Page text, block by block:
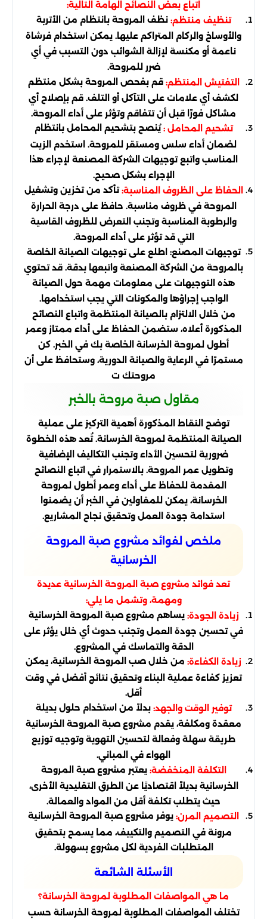
اتباع بعض النصائح الهامة التالية:
تنظيف منتظم: نظف المروحة بانتظام من الأتربة
والأوساخ والركام المتراكم عليها. يمكن استخدام فرشاة
ناعمة أو مكنسة لإزالة الشوائب دون التسبب في أي
ضرر للمروحة.
التفتيش المنتظم:قم بفحص المروحة بشكل منتظم
لكشف أي علامات على التآكل أو التلف. قم بإصلاح أي
مشاكل فورًا قبل أن تتفاقم وتؤثر على أداء المروحة.
تشحيم المحامل :يُنصح بتشحيم المحامل بانتظام
لضمان أداء سلس ومستقر للمروحة. استخدم الزيت
المناسب واتبع توجيهات الشركة المصنعة لإجراء هذا
الإجراء بشكل صحيح.
الحفاظ على الظروف المناسبة:تأكد من تخزين وتشغيل
المروحة في ظروف مناسبة. حافظ على درجة الحرارة
والرطوبة المناسبة وتجنب التعرض للظروف القاسية
التي قد تؤثر على أداء المروحة.
توجيهات المصنع: اطلع على توجيهات الصيانة الخاصة
بالمروحة من الشركة المصنعة واتبعها بدقة. قد تحتوي
هذه التوجيهات على معلومات مهمة حول الصيانة
الواجب إجراؤها والمكونات التي يجب استخدامها.
من خلال الالتزام بالصيانة المنتظمة واتباع النصائح
المذكورة أعلاه، ستضمن الحفاظ على أداء ممتاز وعمر
أطول لمروحة الخرسانة الخاصة بك في الخبر. كن
مستمرًا في الرعاية والصيانة الدورية، وستحافظ على أن
مروحتك ت
مقاول صبة مروحة بالخبر
توضح النقاط المذكورة أهمية التركيز على عملية
الصيانة المنتظمة لمروحة الخرسانة. تُعد هذه الخطوة
ضرورية لتحسين الأداء وتجنب التكاليف الإضافية
وتطويل عمر المروحة. بالاستمرار في اتباع النصائح
المقدمة للحفاظ على أداء وعمر أطول لمروحة
الخرسانة، يمكن للمقاولين في الخبر أن يضمنوا
استدامة جودة العمل وتحقيق نجاح المشاريع.
ملخص لفوائد مشروع صبة المروحة
الخرسانية
تعد فوائد مشروع صبة المروحة الخرسانية عديدة
ومهمة، وتشمل ما يلي:
زيادة الجودة: يساهم مشروع صبة المروحة الخرسانية
في تحسين جودة العمل وتجنب حدوث أي خلل يؤثر على
الدقة والتماسك في المشروع.
زيادة الكفاءة: من خلال صب المروحة الخرسانية، يمكن
تعزيز كفاءة عملية البناء وتحقيق نتائج أفضل في وقت
أقل.
توفير الوقت والجهد: بدلاً من استخدام حلول بديلة
معقدة ومكلفة، يقدم مشروع صبة المروحة الخرسانية
طريقة سهلة وفعالة لتحسين التهوية وتوجيه توزيع
الهواء في المباني.
التكلفة المنخفضة: يعتبر مشروع صبة المروحة
الخرسانية بديلاً اقتصاديًا عن الطرق التقليدية الأخرى،
حيث يتطلب تكلفة أقل من المواد والعمالة.
التصميم المرن: يوفر مشروع صبة المروحة الخرسانية
مرونة في التصميم والتكييف، مما يسمح بتحقيق
المتطلبات الفردية لكل مشروع بسهولة.
الأسئلة الشائعة
ما هي المواصفات المطلوبة لمروحة الخرسانة؟
تختلف المواصفات المطلوبة لمروحة الخرسانة حسب